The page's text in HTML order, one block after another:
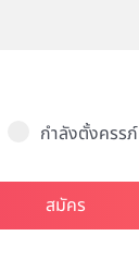
กำลังตั้งครรภ์
สมัคร